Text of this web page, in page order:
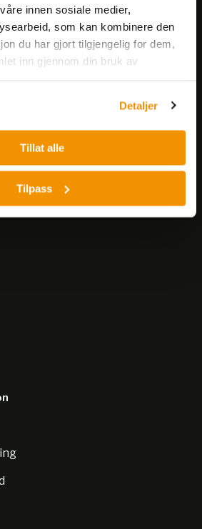
innen sosiale medier,
som kan kombinere den
du har gjort tilgjengelig for dem,
inn gjennom din bruk av
Detaljer
Tillat alle
Tilpass